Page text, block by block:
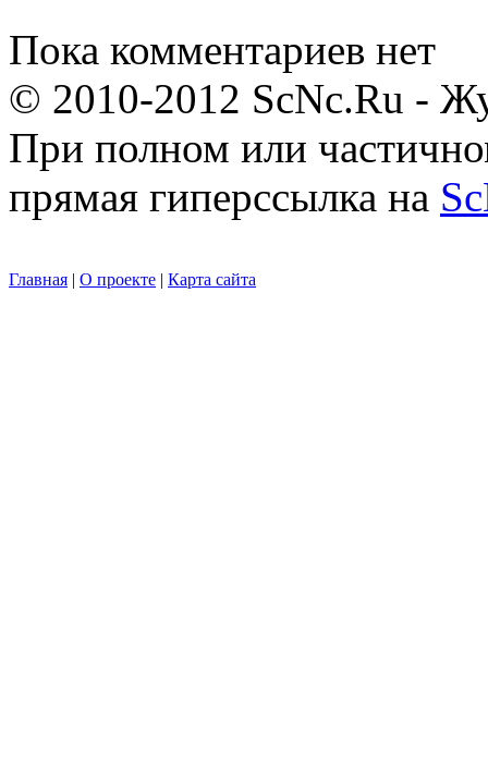
Пока комментариев нет
© 2010-2012 ScNc.Ru -
При полном или
прямая гиперссылка на
Главная | О проекте | Карта сайта